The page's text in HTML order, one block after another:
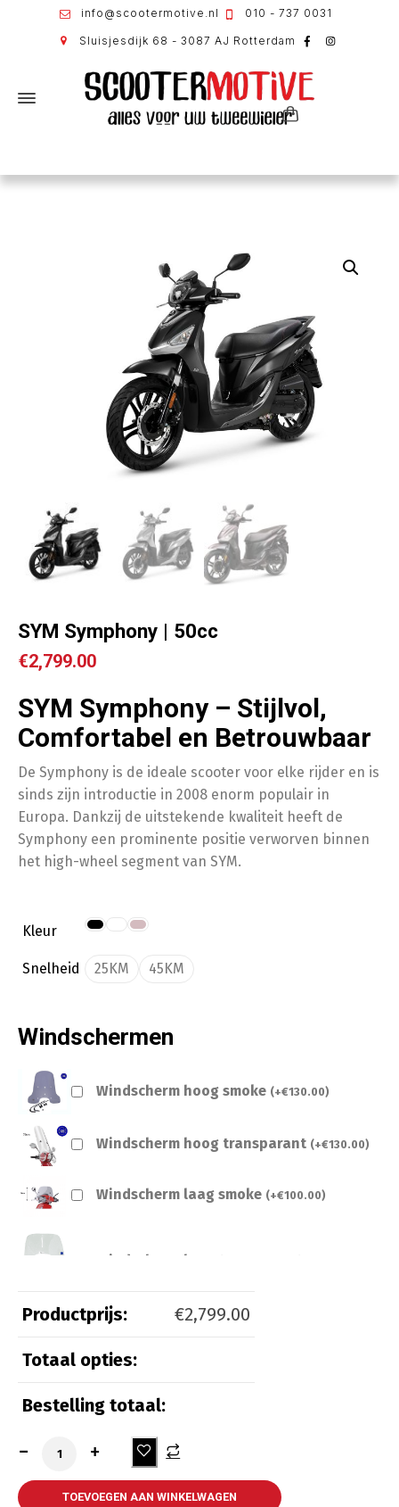
info@scootermotive.nl 010 - 737 0031
Sluisjesdijk 68 - 3087 AJ Rotterdam
SYM Symphony | 50cc
€2,799.00
SYM Symphony – Stijlvol,
Comfortabel en Betrouwbaar
De Symphony is de ideale scooter voor elke rijder en is
sinds zijn introductie in 2008 enorm populair in
Europa. Dankzij de uitstekende kwaliteit heeft de
Symphony een prominente positie verworven binnen
het high-wheel segment van SYM.
Kleur
Snelheid 25KM 45KM
Windschermen
Windscherm hoog smoke (+€130.00)
Windscherm hoog transparant (+€130.00)
Windscherm laag smoke (+€100.00)
Windscherm laag transparant
Beveiliging
Kettingslot ART 4(+€
Productprijs: €2,799.00
Totaal opties:
Bestelling totaal:
TOEVOEGEN AAN WINKELWAGEN